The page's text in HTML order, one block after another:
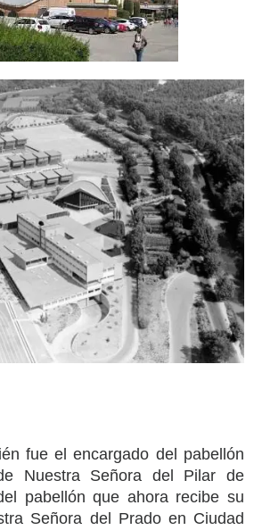
fue el encargado del pabellón
Nuestra Señora del Pilar de
pabellón que ahora recibe su
Señora del Prado en Ciudad